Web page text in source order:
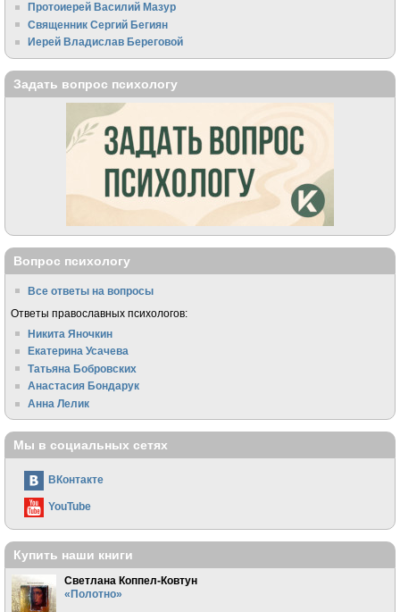
Протоиерей Василий Мазур
Священник Сергий Бегиян
Иерей Владислав Береговой
Задать вопрос психологу
Вопрос психологу
Все ответы на вопросы
Ответы православных психологов:
Никита Яночкин
Екатерина Усачева
Татьяна Бобровских
Анастасия Бондарук
Анна Лелик
Мы в социальных сетях
ВКонтакте
YouTube
Купить наши книги
Светлана Коппел-Ковтун
«Полотно»